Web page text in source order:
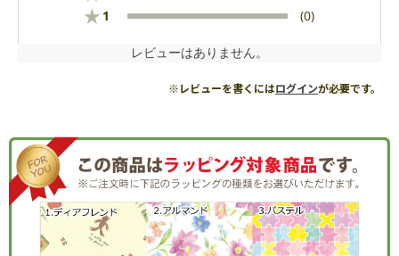
★ 1 (0)
レビューはありません。
※レビューを書くにはログインが必要です。